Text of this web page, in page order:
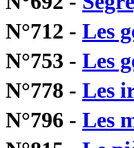
N°712 - Les
N°753 - Les
N°778 - Les
N°796 - Les